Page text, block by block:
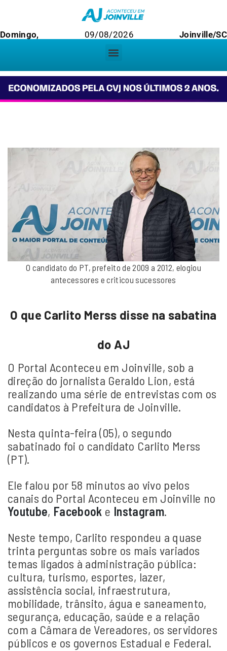
Domingo, 09/08/2026 Joinville/SC
O candidato do PT, prefeito de 2009 a 2012, elogiou
antecessores e criticou sucessores
O que Carlito Merss disse na sabatina
do AJ
O Portal Aconteceu em Joinville, sob a
direção do jornalista Geraldo Lion, está
realizando uma série de entrevistas com os
candidatos à Prefeitura de Joinville.
Nesta quinta-feira (05), o segundo
sabatinado foi o candidato Carlito Merss
(PT).
Ele falou por 58 minutos ao vivo pelos
canais do Portal Aconteceu em Joinville no
Youtube, Facebook e Instagram.
Neste tempo, Carlito respondeu a quase
trinta perguntas sobre os mais variados
temas ligados à administração pública:
cultura, turismo, esportes, lazer,
assistência social, infraestrutura,
mobilidade, trânsito, água e saneamento,
segurança, educação, saúde e a relação
com a Câmara de Vereadores, os servidores
públicos e os governos Estadual e Federal.